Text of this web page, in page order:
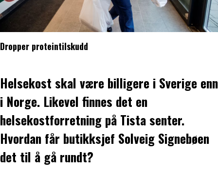
Dropper proteintilskudd
Helsekost skal være billigere i Sverige enn
i Norge. Likevel finnes det en
helsekostforretning på Tista senter.
Hvordan får butikksjef Solveig Signebøen
det til å gå rundt?